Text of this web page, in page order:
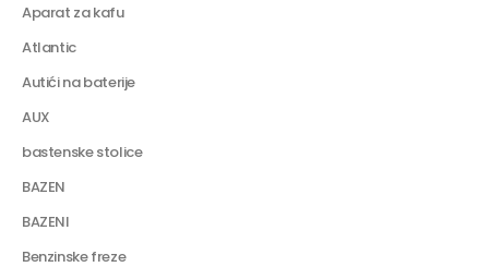
Aparat za kafu
Atlantic
Autići na baterije
AUX
bastenske stolice
BAZEN
BAZENI
Benzinske freze